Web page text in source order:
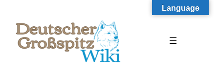
springen
Language